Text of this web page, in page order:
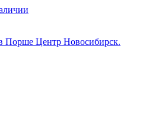
Порше Центр Новосибирск.